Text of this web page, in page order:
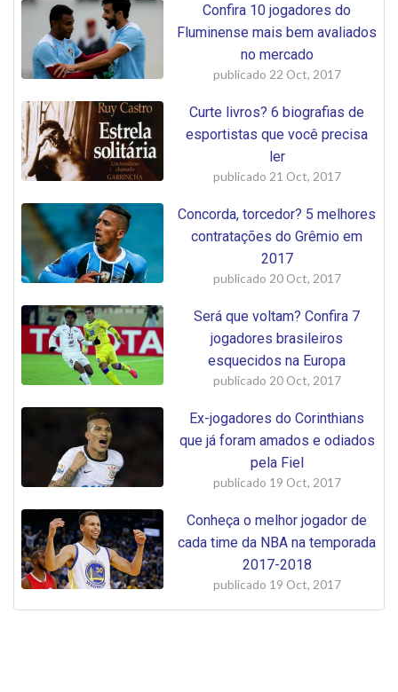
Confira 10 jogadores do
Fluminense mais bem avaliados
no mercado
publicado 22 Oct, 2017
Curte livros? 6 biografias de
esportistas que você precisa
ler
publicado 21 Oct, 2017
Concorda, torcedor? 5 melhores
contratações do Grêmio em
2017
publicado 20 Oct, 2017
Será que voltam? Confira 7
jogadores brasileiros
esquecidos na Europa
publicado 20 Oct, 2017
Ex-jogadores do Corinthians
que já foram amados e odiados
pela Fiel
publicado 19 Oct, 2017
Conheça o melhor jogador de
cada time da NBA na temporada
2017-2018
publicado 19 Oct, 2017